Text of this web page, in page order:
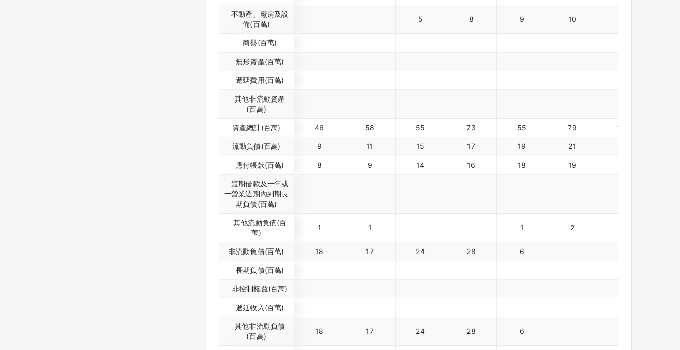
不動產、廠房及設
備(百萬)
5 8 9 10
商譽(百萬)
無形資產(百萬)
遞延費用(百萬)
其他非流動資產
(百萬)
資產總計(百萬) 46 58 55 73 55 79 110
流動負債(百萬) 9 11 15 17 19 21
應付帳款(百萬) 8 9 14 16 18 19
短期借款及一年或
一營業週期內到期長
期負債(百萬)
其他流動負債(百
萬)
1 1 1 2
非流動負債(百萬) 18 17 24 28 6
長期負債(百萬)
非控制權益(百萬)
遞延收入(百萬)
其他非流動負債
(百萬)
18 17 24 28 6